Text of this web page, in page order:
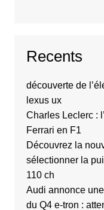
Recents
découverte de
lexus ux
Charles Leclerc :
Ferrari en F1
Découvrez la
sélectionner la
110 ch
Audi annonce
du Q4 e-tron :